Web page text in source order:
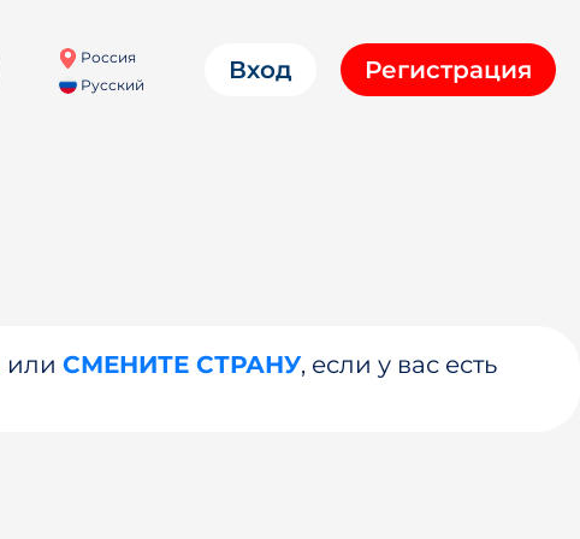
Россия
Русский
Вход Регистрация
или СМЕНИТЕ СТРАНУ, если у вас есть